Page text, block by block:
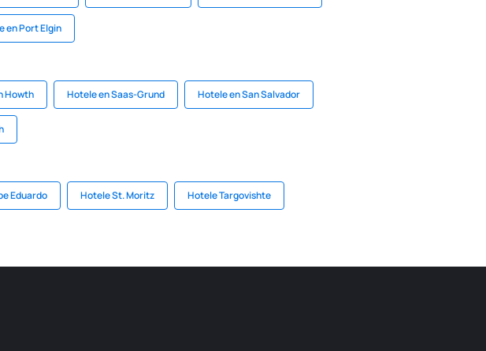
en Port Elgin
Howth Hotele en Saas-Grund Hotele en San Salvador
Eduardo Hotele St. Moritz Hotele Targovishte